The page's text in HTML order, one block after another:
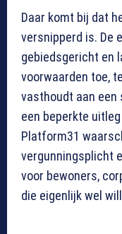
Daar komt bij dat
versnipperd is. De
gebiedsgericht en
voorwaarden toe,
vasthoudt aan
een beperkte
Platform31
vergunningsplicht
voor bewoners,
die eigenlijk wel